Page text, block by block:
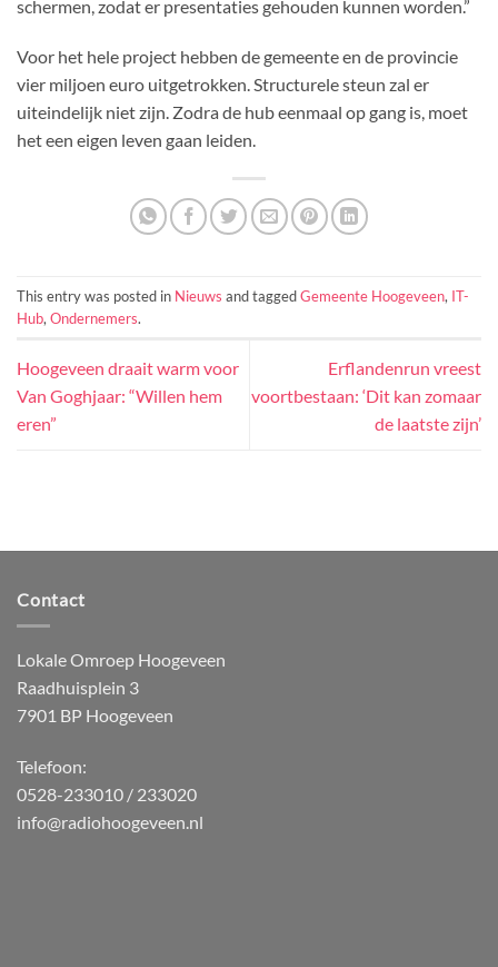
schermen, zodat er presentaties gehouden kunnen worden.”
Voor het hele project hebben de gemeente en de provincie
vier miljoen euro uitgetrokken. Structurele steun zal er
uiteindelijk niet zijn. Zodra de hub eenmaal op gang is, moet
het een eigen leven gaan leiden.
This entry was posted in Nieuws and taggedGemeente Hoogeveen, IT-
Hub, Ondernemers.
Hoogeveen draait warm voor
Van Goghjaar: “Willen hem
eren”
Erflandenrun vreest
voortbestaan: ‘Dit kan zomaar
de laatste zijn’
Contact
Lokale Omroep Hoogeveen
Raadhuisplein 3
7901 BP Hoogeveen
Telefoon:
0528-233010 / 233020
info@radiohoogeveen.nl